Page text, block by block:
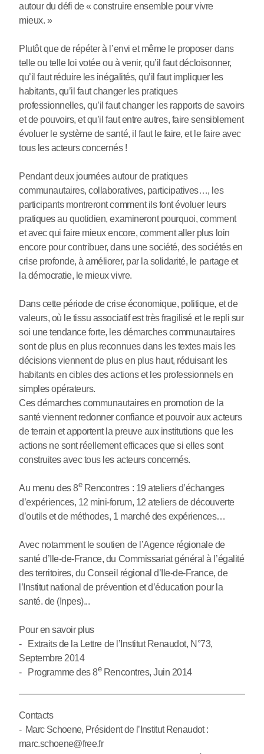
autour du défi de « construire ensemble pour vivre
mieux. »
Plutôt que de répéter à l’envi et même le proposer dans
telle ou telle loi votée ou à venir, qu’il faut décloisonner,
qu’il faut réduire les inégalités, qu’il faut impliquer les
habitants, qu’il faut changer les pratiques
professionnelles, qu’il faut changer les rapports de savoirs
et de pouvoirs, et qu’il faut entre autres, faire sensiblement
évoluer le système de santé, il faut le faire, et le faire avec
tous les acteurs concernés !
Pendant deux journées autour de pratiques
communautaires, collaboratives, participatives…, les
participants montreront comment ils font évoluer leurs
pratiques au quotidien, examineront pourquoi, comment
et avec qui faire mieux encore, comment aller plus loin
encore pour contribuer, dans une société, des sociétés en
crise profonde, à améliorer, par la solidarité, le partage et
la démocratie, le mieux vivre.
Dans cette période de crise économique, politique, et de
valeurs, où le tissu associatif est très fragilisé et le repli sur
soi une tendance forte, les démarches communautaires
sont de plus en plus reconnues dans les textes mais les
décisions viennent de plus en plus haut, réduisant les
habitants en cibles des actions et les professionnels en
simples opérateurs.
Ces démarches communautaires en promotion de la
santé viennent redonner confiance et pouvoir aux acteurs
de terrain et apportent la preuve aux institutions que les
actions ne sont réellement efficaces que si elles sont
construites avec tous les acteurs concernés.
Au menu des 8eRencontres : 19 ateliers d’échanges
d’expériences, 12 mini-forum, 12 ateliers de découverte
d’outils et de méthodes, 1 marché des expériences…
Avec notamment le soutien de l’Agence régionale de
santé d’Ile-de-France, du Commissariat général à l’égalité
des territoires, du Conseil régional d’Ile-de-France, de
l’Institut national de prévention et d’éducation pour la
santé. de (Inpes)...
Pour en savoir plus
- Extraits de la Lettre de l’Institut Renaudot, N°73,
Septembre 2014
- Programme des 8eRencontres, Juin 2014
Contacts
- Marc Schoene, Président de l’Institut Renaudot :
marc.schoene@free.fr